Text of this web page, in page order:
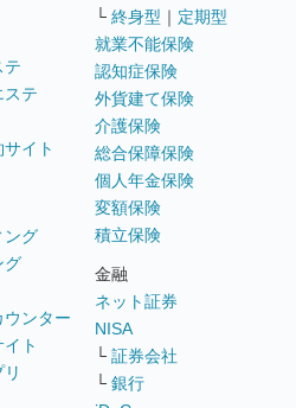
テ
ステ
イト
ング
グ
ンター
ト
└ 終身型 ｜ 定期型
就業不能保険
認知症保険
外貨建て保険
介護保険
総合保障保険
個人年金保険
変額保険
積立保険
金融
ネット証券
NISA
└ 証券会社
└ 銀行